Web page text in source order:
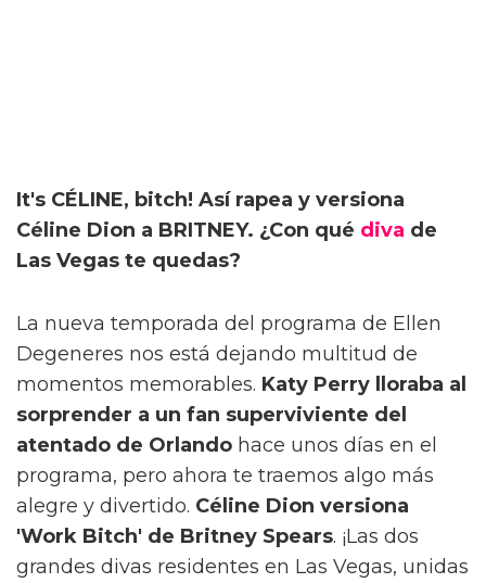
It's CÉLINE, bitch! Así rapea y versiona
Céline Dion a BRITNEY. ¿Con qué diva de
Las Vegas te quedas?
La nueva temporada del programa de Ellen
Degeneres nos está dejando multitud de
momentos memorables. Katy Perry lloraba al
sorprender a un fan superviviente del
atentado de Orlando hace unos días en el
programa, pero ahora te traemos algo más
alegre y divertido. Céline Dion versiona
'Work Bitch' de Britney Spears. ¡Las dos
grandes divas residentes en Las Vegas, unidas